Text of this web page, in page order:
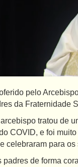
pelo
da Fraternidade
tratou de
COVID, e foi
celebraram para
padres de forma